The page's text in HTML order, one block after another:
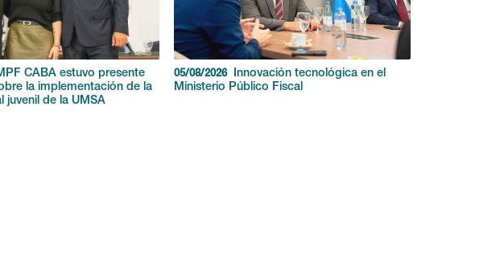
CABA estuvo presente
la implementación de la
juvenil de la UMSA
05/08/2026
Innovación tecnológica en el
Ministerio Público Fiscal